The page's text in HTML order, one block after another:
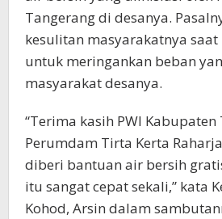
Tangerang di desanya.
kesulitan masyarakatnya saat
untuk meringankan beban
masyarakat desanya.
“Terima kasih PWI Kabupaten
Perumdam Tirta Kerta
diberi bantuan air bersih
itu sangat cepat sekali,” kata
Kohod, Arsin dalam